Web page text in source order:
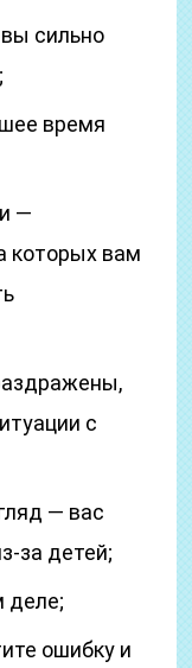
сильно
время
—
которых вам
с
— вас
за детей;
деле;
ошибку и